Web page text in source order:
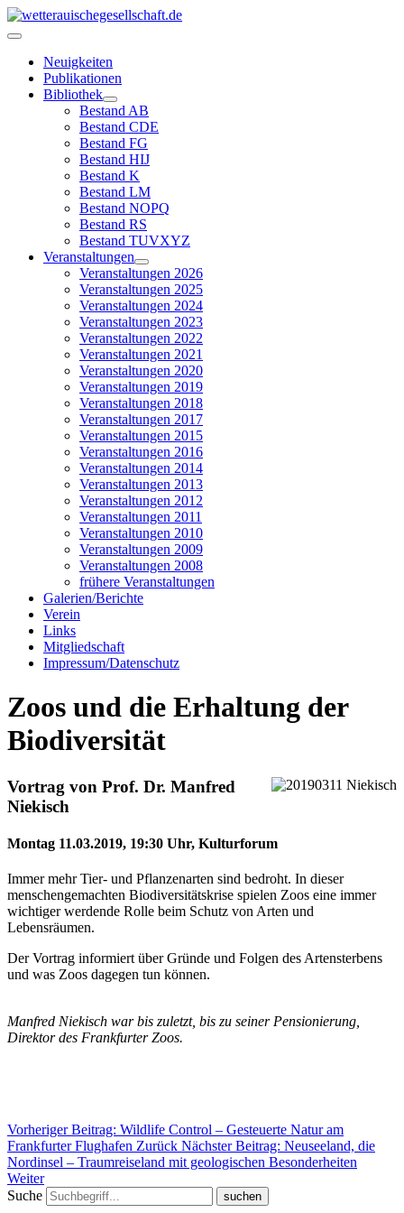
Neuigkeiten
Publikationen
Bibliothek
Bestand AB
Bestand CDE
Bestand FG
Bestand HIJ
Bestand K
Bestand LM
Bestand NOPQ
Bestand RS
Bestand TUVXYZ
Veranstaltungen
Veranstaltungen 2026
Veranstaltungen 2025
Veranstaltungen 2024
Veranstaltungen 2023
Veranstaltungen 2022
Veranstaltungen 2021
Veranstaltungen 2020
Veranstaltungen 2019
Veranstaltungen 2018
Veranstaltungen 2017
Veranstaltungen 2015
Veranstaltungen 2016
Veranstaltungen 2014
Veranstaltungen 2013
Veranstaltungen 2012
Veranstaltungen 2011
Veranstaltungen 2010
Veranstaltungen 2009
Veranstaltungen 2008
frühere Veranstaltungen
Galerien/Berichte
Verein
Links
Mitgliedschaft
Impressum/Datenschutz
Zoos und die Erhaltung der
Biodiversität
Vortrag von Prof. Dr. Manfred
Niekisch
Montag 11.03.2019, 19:30 Uhr, Kulturforum
Immer mehr Tier- und Pflanzenarten sind bedroht. In dieser
menschengemachten Biodiversitätskrise spielen Zoos eine immer
wichtiger werdende Rolle beim Schutz von Arten und
Lebensräumen.
Der Vortrag informiert über Gründe und Folgen des Artensterbens
und was Zoos dagegen tun können.
Manfred Niekisch war bis zuletzt, bis zu seiner Pensionierung,
Direktor des Frankfurter Zoos.
Vorheriger Beitrag: Wildlife Control – Gesteuerte Natur am
Frankfurter Flughafen Zurück Nächster Beitrag: Neuseeland, die
Nordinsel – Traumreiseland mit geologischen Besonderheiten
Weiter
Suche
suchen